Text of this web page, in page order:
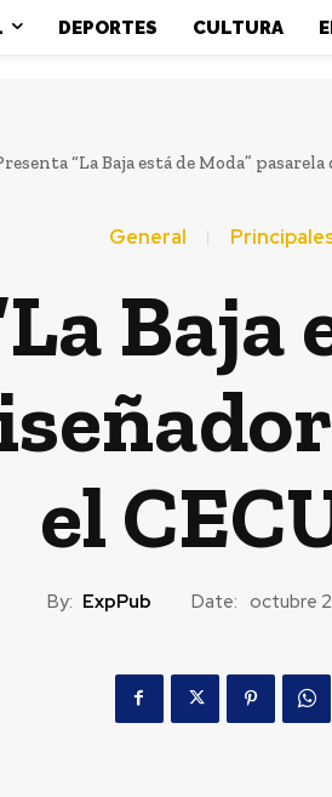
DEPORTES CULTURA
“La Baja está de Moda”
General
Baja
el
By: ExpPub Date: octubre